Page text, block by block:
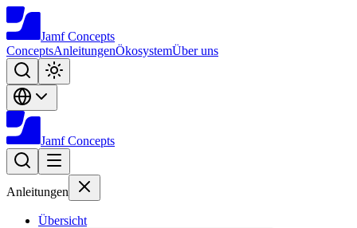
Jamf Concepts
ConceptsAnleitungenÖkosystemÜber uns
Jamf Concepts
Anleitungen
Übersicht